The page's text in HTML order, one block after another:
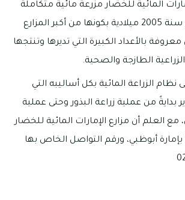
المائية للخضار مزرعة مائية متكاملة
تم إنشاؤها في سنة 2005 ميلادية بكونها من أكبر المزارع
بالأعداد الكبيرة التي تديرها وتنتجها
الطازجة والصحية.
نظام الزراعة المائية بكل أساليبه التي
من عملية زراعة البذور وحتى عملية
مع العلم أن مزارع الإمارات المائية للخضار
بإمارة أبوظبي، ورقم التواصل الخاص بها